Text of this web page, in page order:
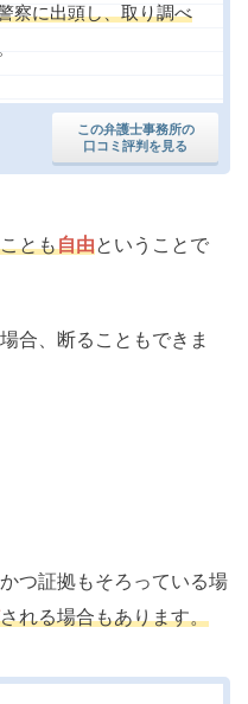
この弁護士事務所の
口コミ評判を見る
察に出頭し、取り調べ
とも自由ということで
合、断ることもできま
つ証拠もそろっている場
される場合もあります。